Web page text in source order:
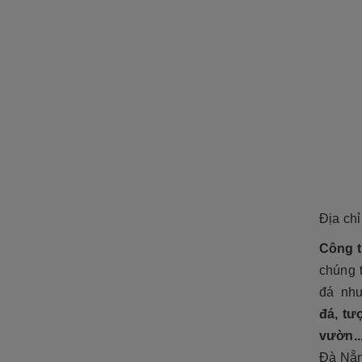
Địa
Công
chúng
đá
đá,
Đà